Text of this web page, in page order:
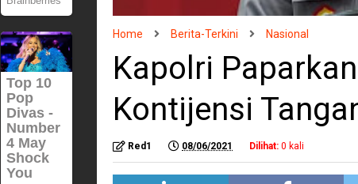
Home Berita-Terkini Nasional
Kapolri
Kontijensi
Red1 08/06/2021 Dilihat: 0 kali